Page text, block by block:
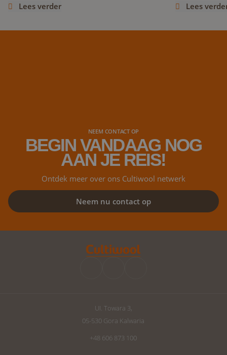
website aan te kondigen, die later dit jaar
Lees verder
aanwezig zijn
Lees
NEEM CONTACT OP
BEGIN VANDAAG NOG
AAN JE REIS!
Ontdek meer over ons Cultiwool netwerk
Neem nu contact op
UI. Towara 3,
05-530 Gora Kalwaria
+48 606 873 100